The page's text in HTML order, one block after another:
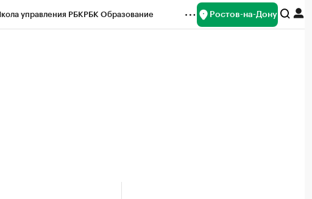
управления РБКРБК Образование Ростов-на-Дону